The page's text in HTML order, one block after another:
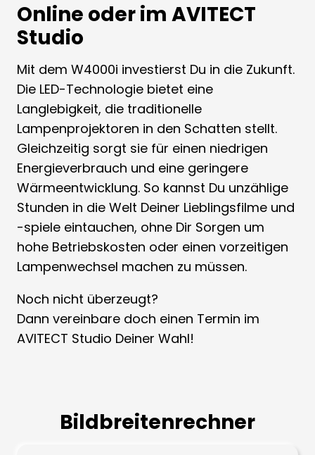
Online oder im AVITECT
Studio
Mit dem W4000i investierst Du in die Zukunft.
Die LED-Technologie bietet eine
Langlebigkeit, die traditionelle
Lampenprojektoren in den Schatten stellt.
Gleichzeitig sorgt sie für einen niedrigen
Energieverbrauch und eine geringere
Wärmeentwicklung. So kannst Du unzählige
Stunden in die Welt Deiner Lieblingsfilme und
-spiele eintauchen, ohne Dir Sorgen um
hohe Betriebskosten oder einen vorzeitigen
Lampenwechsel machen zu müssen.
Noch nicht überzeugt?
Dann vereinbare doch einen Termin im
AVITECT Studio Deiner Wahl!
Bildbreitenrechner